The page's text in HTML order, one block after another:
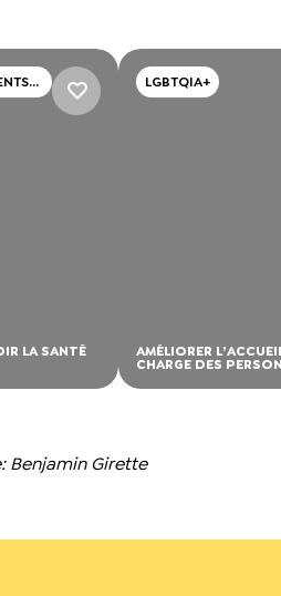
LA SANTÉ
LGBTQIA+
AMÉLIORER
CHARGE DES
Benjamin Girette